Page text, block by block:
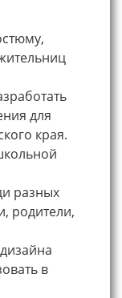
для
края.
разных
родители,
в